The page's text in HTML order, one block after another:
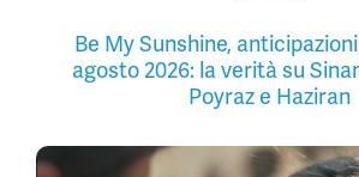
Be My Sunshine, anticipazioni
agosto 2026: la verità su
Poyraz e Haziran